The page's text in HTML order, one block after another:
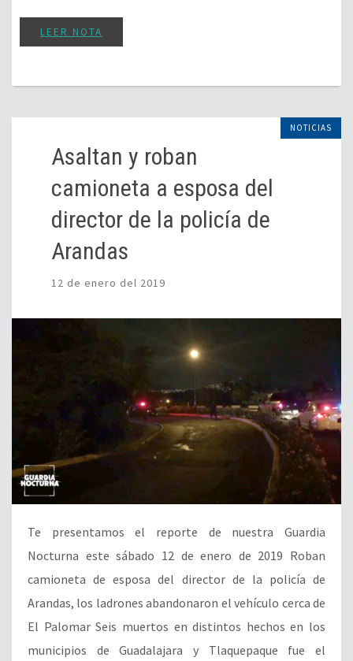
LEER NOTA
NOTICIAS
Asaltan y roban
camioneta a esposa del
director de la policía de
Arandas
12 de enero del 2019
Te presentamos el reporte de nuestra Guardia
Nocturna este sábado 12 de enero de 2019 Roban
camioneta de esposa del director de la policía de
Arandas, los ladrones abandonaron el vehículo cerca de
El Palomar Seis muertos en distintos hechos en los
municipios de Guadalajara y Tlaquepaque fue el